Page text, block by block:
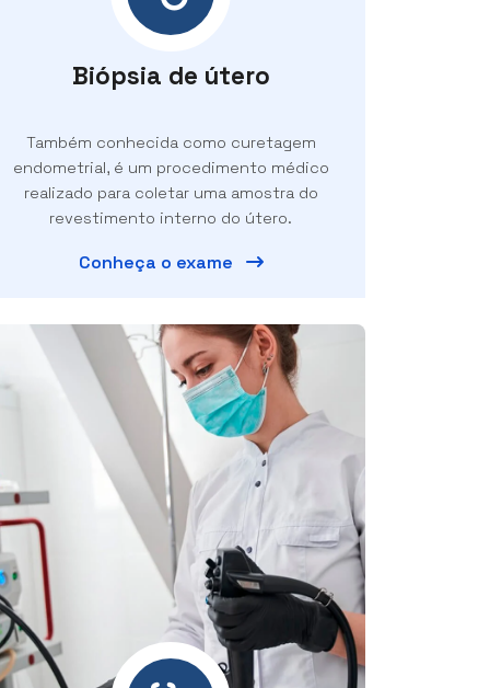
Biópsia de útero
Também conhecida como curetagem
endometrial, é um procedimento médico
realizado para coletar uma amostra do
revestimento interno do útero.
Conheça o exame